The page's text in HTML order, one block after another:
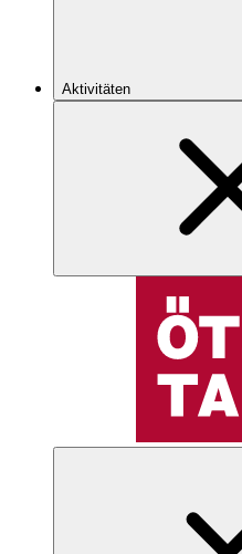
Aktivitäten